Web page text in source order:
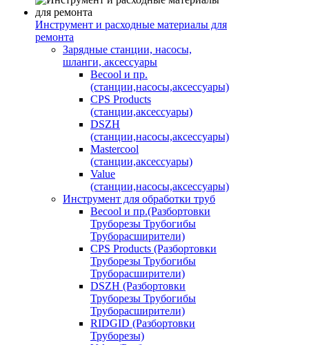
Инструмент и расходные материалы для
ремонта
Зарядные станции, насосы,
шланги, аксессуары
Becool и пр.
(станции,насосы,аксессуары)
CPS Products
(станции,аксессуары)
DSZH
(станции,насосы,аксессуары)
Mastercool
(станции,аксессуары)
Value
(станции,насосы,аксессуары)
Инструмент для обработки труб
Becool и пр.(Разбортовки
Труборезы Трубогибы
Труборасширители)
CPS Products (Разбортовки
Труборезы Трубогибы
Труборасширители)
DSZH (Разбортовки
Труборезы Трубогибы
Труборасширители)
RIDGID (Разбортовки
Труборезы)